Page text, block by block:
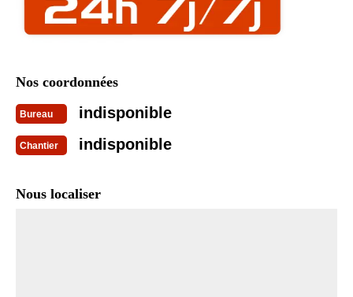
Nos coordonnées
Bureau indisponible
Chantier indisponible
Nous localiser